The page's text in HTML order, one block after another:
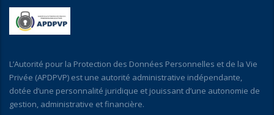
L’Autorité pour la Protection des Données Personnelles et de la Vie
Privée (APDPVP) est une autorité administrative indépendante,
dotée d’une personnalité juridique et jouissant d’une autonomie de
gestion, administrative et financière.